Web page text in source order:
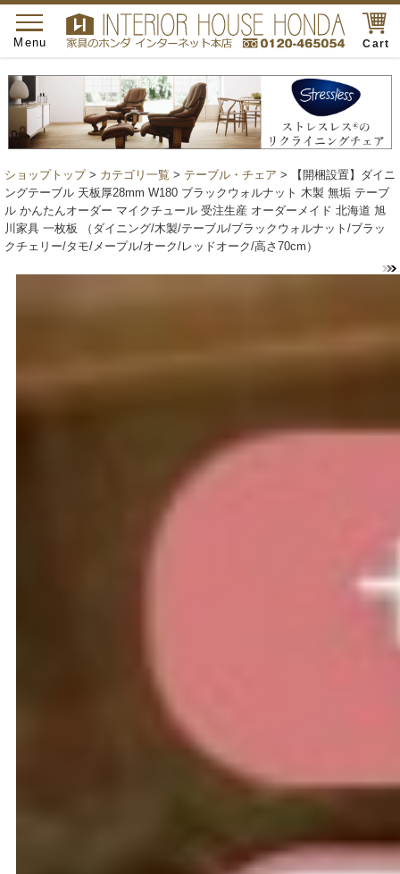
Cart
toggle
navigation
Menu
ショップトップ> カテゴリ一覧 > テーブル・チェア > 【開梱設置】ダイニ
ングテーブル 天板厚28mm W180 ブラックウォルナット 木製 無垢 テーブ
ル かんたんオーダー マイクチュール 受注生産 オーダーメイド 北海道 旭
川家具 一枚板 （ダイニング/木製/テーブル/ブラックウォルナット/ブラッ
クチェリー/タモ/メープル/オーク/レッドオーク/高さ70cm）